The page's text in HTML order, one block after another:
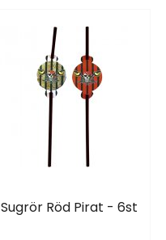
Sugrör Röd Pirat - 6st